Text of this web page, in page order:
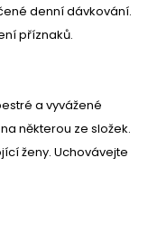
denní dávkování.
příznaků.
a vyvážené
některou ze složek.
ženy. Uchovávejte